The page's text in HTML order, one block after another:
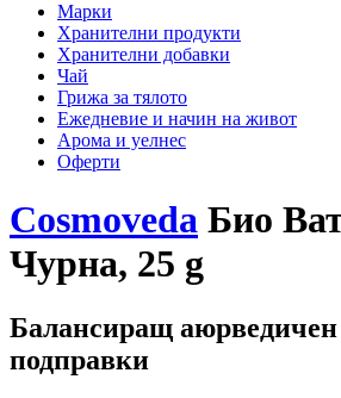
Марки
Хранителни продукти
Хранителни добавки
Чай
Грижа за тялото
Ежедневие и начин на живот
Арома и уелнес
Оферти
Cosmoveda Био
Чурна, 25 g
Балансиращ
подправки